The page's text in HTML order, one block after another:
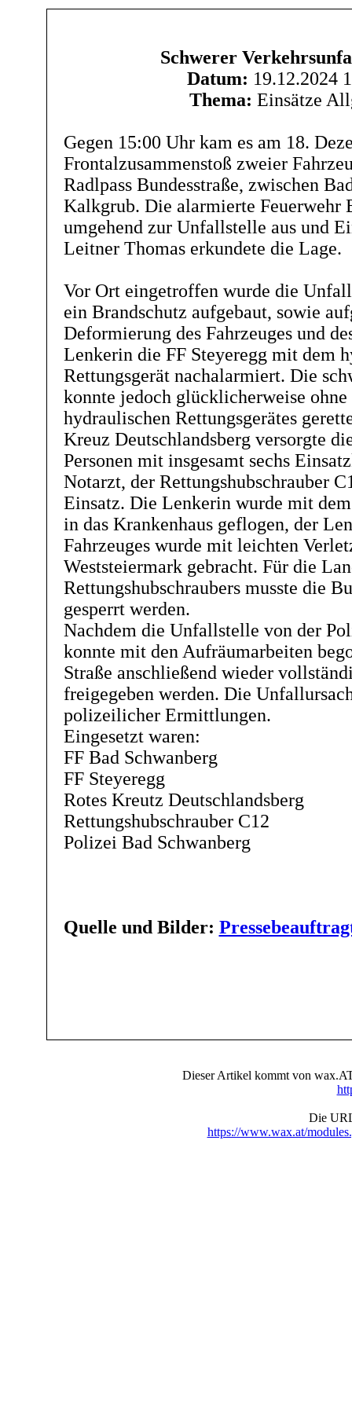
Schwerer
Datum: 19.12.2024
Thema: Einsätze
Gegen 15:00 Uhr kam es am 18.
Frontalzusammenstoß zweier
Radlpass Bundesstraße, zwischen
Kalkgrub. Die alarmierte Feuerwehr
umgehend zur Unfallstelle aus und
Leitner Thomas erkundete die Lage.
Vor Ort eingetroffen wurde die
ein Brandschutz aufgebaut, sowie
Deformierung des Fahrzeuges und
Lenkerin die FF Steyeregg mit dem
Rettungsgerät nachalarmiert. Die
konnte jedoch glücklicherweise ohne
hydraulischen Rettungsgerätes
Kreuz Deutschlandsberg versorgte
Personen mit insgesamt sechs
Notarzt, der Rettungshubschrauber
Einsatz. Die Lenkerin wurde mit
in das Krankenhaus geflogen, der
Fahrzeuges wurde mit leichten
Weststeiermark gebracht. Für die
Rettungshubschraubers musste die
gesperrt werden.
Nachdem die Unfallstelle von der
konnte mit den Aufräumarbeiten
Straße anschließend wieder
freigegeben werden. Die
polizeilicher Ermittlungen.
Eingesetzt waren:
FF Bad Schwanberg
FF Steyeregg
Rotes Kreutz Deutschlandsberg
Rettungshubschrauber C12
Polizei Bad Schwanberg
Quelle und Bilder:
Dieser Artikel kommt von
Die
https://www.wax.at/